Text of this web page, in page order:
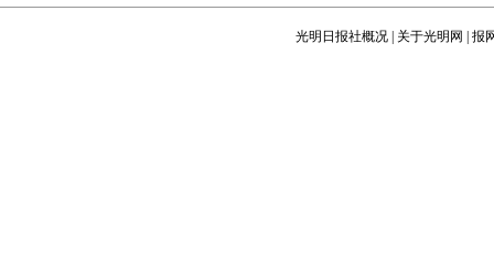
光明日报社概况 关于光明网 报